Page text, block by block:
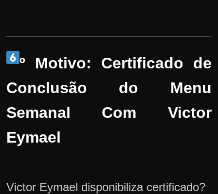
º Motivo: Certificado de
Conclusão do Menu
Semanal Com Victor
Eymael
Victor Eymael disponibiliza certificado?